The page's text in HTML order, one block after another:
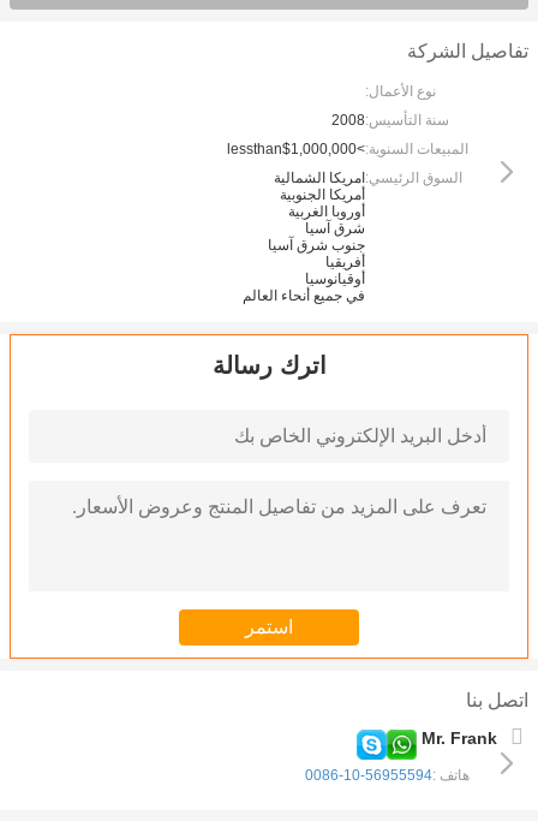
تفاصيل الشركة
نوع الأعمال:
سنة التأسيس:2008
المبيعات السنوية:>lessthan$1,000,000
السوق الرئيسي: امريكا الشمالية
أمريكا الجنوبية
أوروبا الغربية
شرق آسيا
جنوب شرق آسيا
أفريقيا
أوقيانوسيا
في جميع أنحاء العالم
اترك رسالة
اتصل بنا
هاتف :0086-10-56955594